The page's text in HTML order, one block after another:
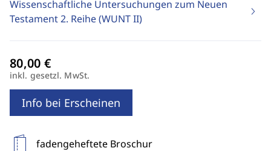
Wissenschaftliche Untersuchungen zum Neuen
Testament 2. Reihe (WUNT II)
inkl. gesetzl. MwSt.
Info bei Erscheinen
fadengeheftete Broschur